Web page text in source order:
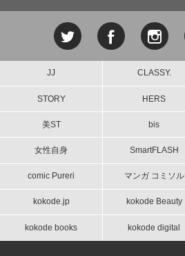
JJ CLASSY.
STORY HERS
美ST bis
女性自身 SmartFLASH
comic Pureri マンガ コミソル
kokode.jp kokode Beauty
kokode books kokode digital